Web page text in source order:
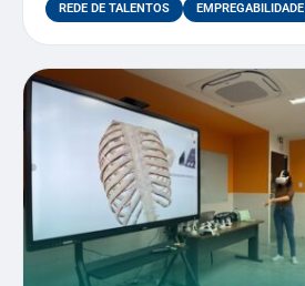
REDE DE TALENTOS EMPREGABILIDADE